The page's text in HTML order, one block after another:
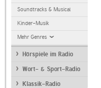
Soundtracks & Musical
Kinder-Musik
Mehr Genres
Hörspiele im Radio
Wort- & Sport-Radio
Klassik-Radio